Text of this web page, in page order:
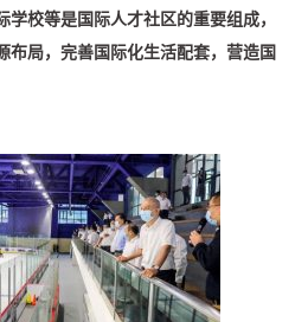
校等是国际人才社区的重要组成，
布局，完善国际化生活配套，营造国